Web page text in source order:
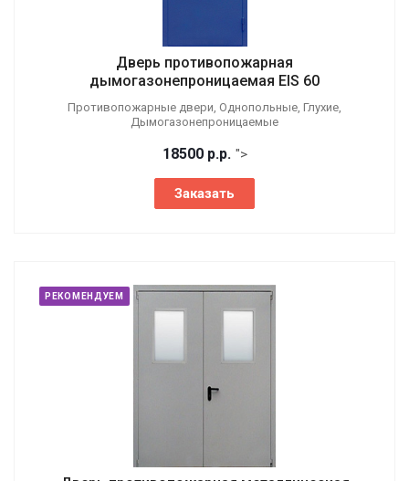
Дверь противопожарная
дымогазонепроницаемая EIS 60
Противопожарные двери, Однопольные, Глухие,
Дымогазонепроницаемые
18500 р.р. ">
Заказать
РЕКОМЕНДУЕМ